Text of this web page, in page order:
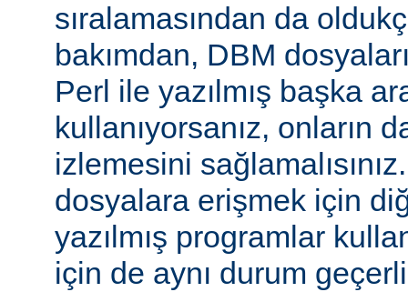
sıralamasından da
bakımdan, DBM
Perl ile yazılmış başka
kullanıyorsanız, onların
izlemesini
dosyalara erişmek için
yazılmış programlar
için de aynı durum